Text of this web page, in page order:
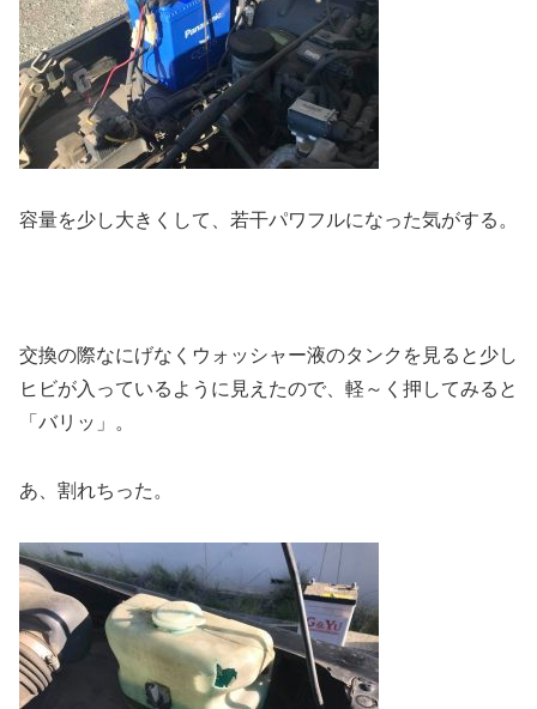
容量を少し大きくして、若干パワフルになった気がする。
交換の際なにげなくウォッシャー液のタンクを見ると少し
ヒビが入っているように見えたので、軽～く押してみると
「バリッ」。
あ、割れちった。